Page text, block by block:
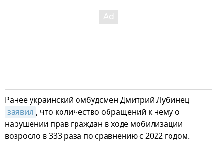
Ранее украинский омбудсмен Дмитрий Лубинец
заявил , что количество обращений к нему о
нарушении прав граждан в ходе мобилизации
возросло в 333 раза по сравнению с 2022 годом.